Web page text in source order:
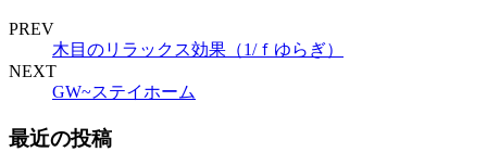
PREV
木目のリラックス効果（1/ｆゆらぎ）
NEXT
GW~ステイホーム
最近の投稿